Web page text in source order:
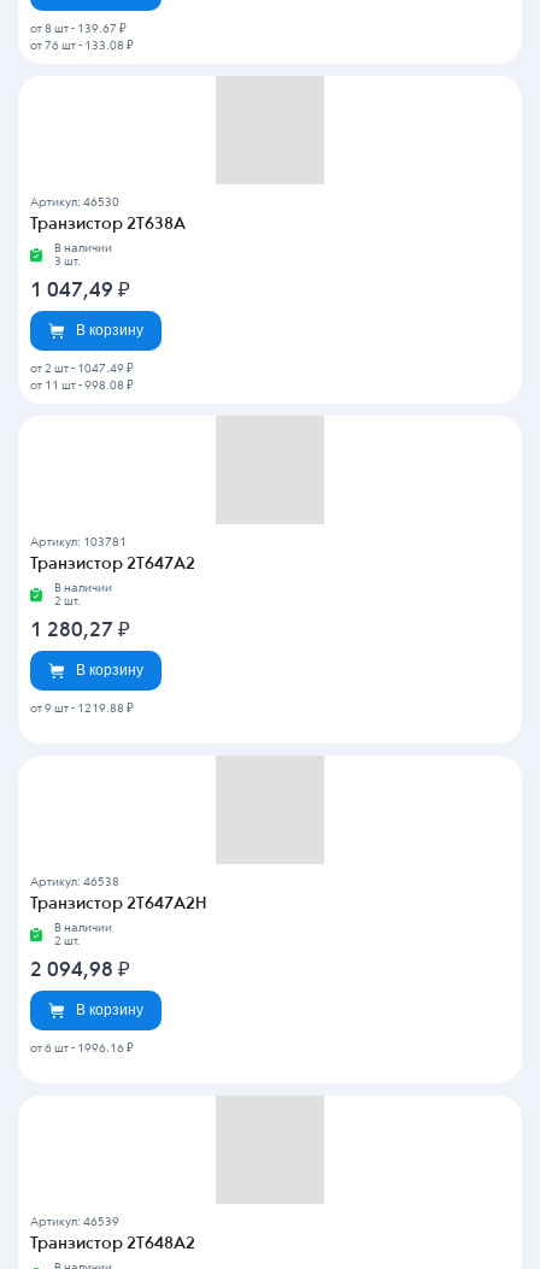
от 8 шт - 139.67 ₽
от 76 шт - 133.08 ₽
Артикул: 46530
Транзистор 2Т638А
В наличии
3 шт.
1 047,49 ₽
В корзину
от 2 шт - 1047.49 ₽
от 11 шт - 998.08 ₽
Артикул: 103781
Транзистор 2Т647А2
В наличии
2 шт.
1 280,27 ₽
В корзину
от 9 шт - 1219.88 ₽
Артикул: 46538
Транзистор 2Т647А2Н
В наличии
2 шт.
2 094,98 ₽
В корзину
от 6 шт - 1996.16 ₽
Артикул: 46539
Транзистор 2Т648А2